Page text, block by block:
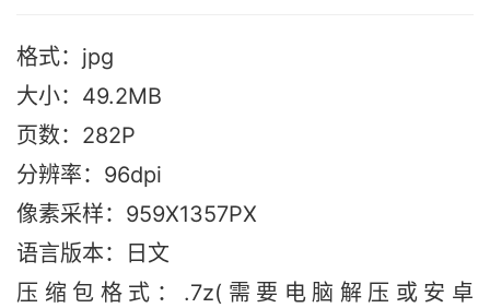
格式：jpg
大小：49.2MB
页数：282P
分辨率：96dpi
像素采样：959X1357PX
语言版本：日文
压缩包格式：.7z(需要电脑解压或安卓